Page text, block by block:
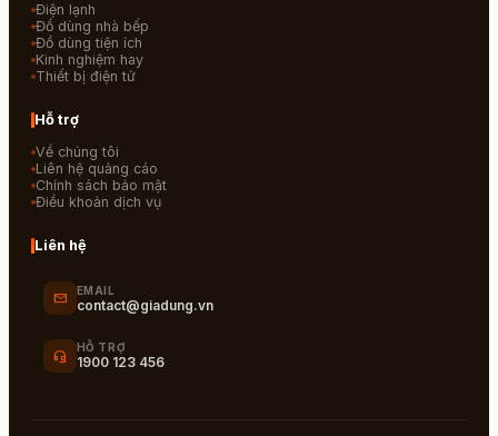
Điện lạnh
Đồ dùng nhà bếp
Đồ dùng tiện ích
Kinh nghiệm hay
Thiết bị điện tử
Hỗ trợ
Về chúng tôi
Liên hệ quảng cáo
Chính sách bảo mật
Điều khoản dịch vụ
Liên hệ
mail EMAIL
contact@giadung.vn
headset_mic HỖ TRỢ
1900 123 456